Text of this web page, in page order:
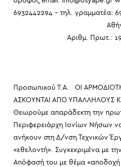
6932442294 – τηλ. γραμματέα:
Αθήνα
Αριθμ.
Υπουργείο
-υπουργό κ.
-Δ/
Προσωπικού Τ.Α. ΟΙ
ΑΣΚΟΥΝΤΑΙ ΑΠΟ ΥΠΑΛΛΗΛΟΥΣ
Θεωρούμε απαράδεκτη την
Περιφερειάρχη Ιονίων Νήσων
ανήκουν στη Δ/νση Τεχνικών
«εθελοντή». Συγκεκριμένα με
Απόφασή του με θέμα